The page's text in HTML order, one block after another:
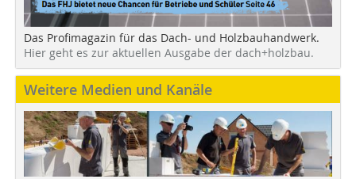
Das Profimagazin für das Dach- und Holzbauhandwerk.
Hier geht es zur aktuellen Ausgabe der dach+holzbau.
Weitere Medien und Kanäle